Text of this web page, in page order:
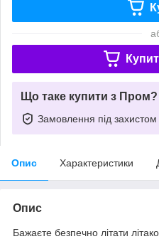
Що таке купити з Пром?
Замовлення під захистом
Опис Характеристики
Опис
Бажаєте безпечно літати